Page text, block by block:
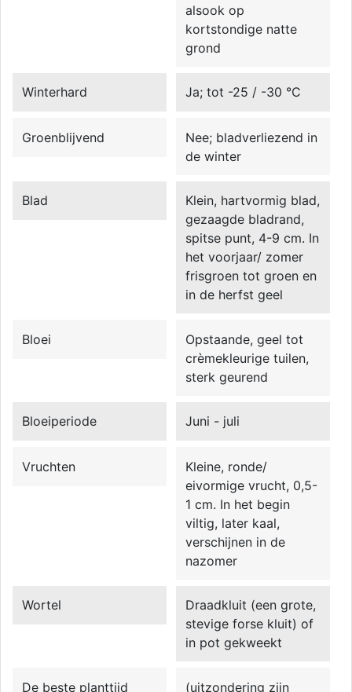
alsook op
kortstondige natte
grond
Winterhard Ja; tot -25 / -30 °C
Groenblijvend
Nee; bladverliezend in
de winter
Blad
Klein, hartvormig blad,
gezaagde bladrand,
spitse punt, 4-9 cm. In
het voorjaar/ zomer
frisgroen tot groen en
in de herfst geel
Bloei
Opstaande, geel tot
crèmekleurige tuilen,
sterk geurend
Bloeiperiode Juni - juli
Vruchten
Kleine, ronde/
eivormige vrucht, 0,5-
1 cm. In het begin
viltig, later kaal,
verschijnen in de
nazomer
Wortel
Draadkluit (een grote,
stevige forse kluit) of
in pot gekweekt
De beste planttijd (uitzondering zijn